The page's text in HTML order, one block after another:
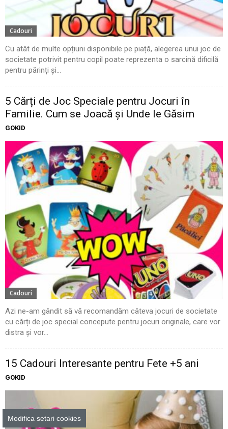
Cadouri
Cu atât de multe opțiuni disponibile pe piață, alegerea unui joc de
societate potrivit pentru copil poate reprezenta o sarcină dificilă
pentru părinți și...
5 Cărți de Joc Speciale pentru Jocuri în
Familie. Cum se Joacă și Unde le Găsim
GOKID
Cadouri
Azi ne-am gândit să vă recomandăm câteva jocuri de societate
cu cărți de joc special concepute pentru jocuri originale, care vor
distra și vor...
15 Cadouri Interesante pentru Fete +5 ani
GOKID
Modifica setari cookies